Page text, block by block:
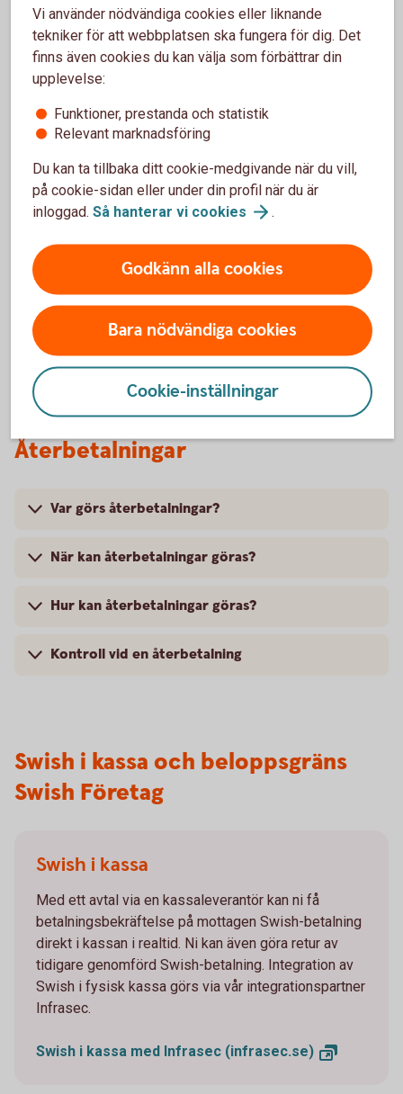
Om ni saknar "Bevaka ärenden" så lägger
behörighetsadministratören till det under
Administrera/Behörighet.
Logga in i appen.
Gå till Inställningar.
Återbetalningar
Var görs återbetalningar?
När kan återbetalningar göras?
Hur kan återbetalningar göras?
Kontroll vid en återbetalning
Swish i kassa och beloppsgräns
Swish Företag
Swish i kassa
Med ett avtal via en kassaleverantör kan ni få
betalningsbekräftelse på mottagen Swish-betalning
direkt i kassan i realtid. Ni kan även göra retur av
tidigare genomförd Swish-betalning. Integration av
Swish i fysisk kassa görs via vår integrationspartner
Infrasec.
Swish i kassa med Infrasec (infrasec.se)
Vi använder nödvändiga cookies eller liknande
tekniker för att webbplatsen ska fungera för dig. Det
finns även cookies du kan välja som förbättrar din
upplevelse:
Funktioner, prestanda och statistik
Relevant marknadsföring
Du kan ta tillbaka ditt cookie-medgivande när du vill,
på cookie-sidan eller under din profil när du är
inloggad. Så hanterar vi cookies .
Godkänn alla cookies
Bara nödvändiga cookies
Cookie-inställningar